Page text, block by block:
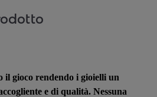
il gioco rendendo i gioielli un
e di qualità. Nessuna